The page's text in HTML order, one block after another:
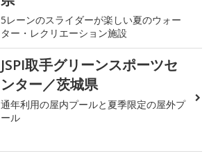
5レーンのスライダーが楽しい夏のウォー
ター・レクリエーション施設
JSPI取手グリーンスポーツセ
ンター／茨城県
通年利用の屋内プールと夏季限定の屋外プ
ール